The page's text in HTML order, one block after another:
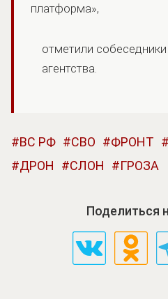
платформа»,
отметили
агентства.
ВС РФ СВО ФРОНТ
ДРОН
СЛОН ГРОЗА
Поделиться